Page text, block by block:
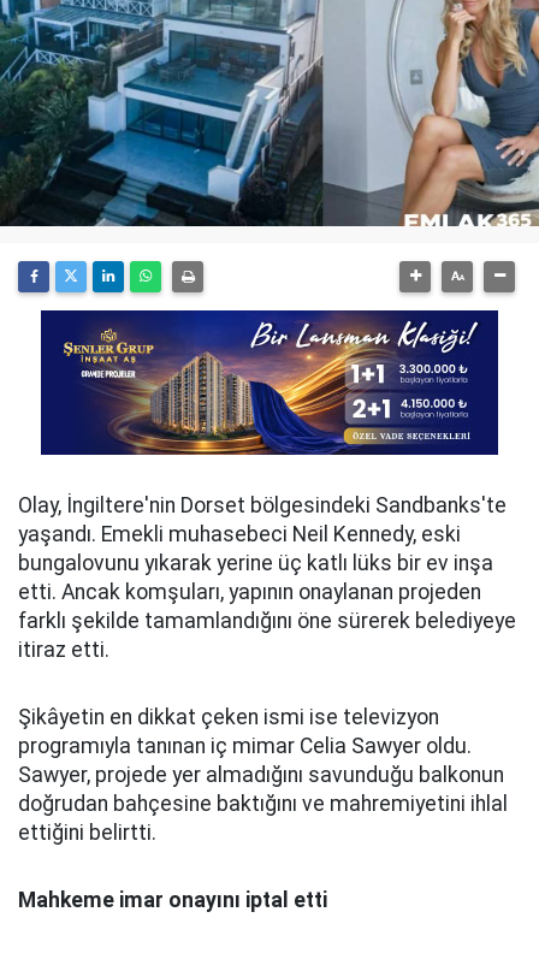
Olay, İngiltere'nin Dorset bölgesindeki Sandbanks'te
yaşandı. Emekli muhasebeci Neil Kennedy, eski
bungalovunu yıkarak yerine üç katlı lüks bir ev inşa
etti. Ancak komşuları, yapının onaylanan projeden
farklı şekilde tamamlandığını öne sürerek belediyeye
itiraz etti.
Şikâyetin en dikkat çeken ismi ise televizyon
programıyla tanınan iç mimar Celia Sawyer oldu.
Sawyer, projede yer almadığını savunduğu balkonun
doğrudan bahçesine baktığını ve mahremiyetini ihlal
ettiğini belirtti.
Mahkeme imar onayını iptal etti